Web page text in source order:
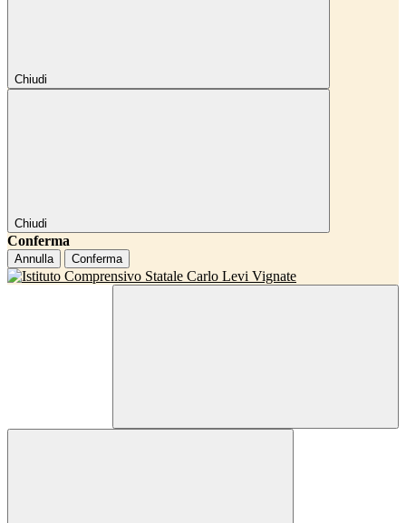
Chiudi
Chiudi
Conferma
Annulla Conferma